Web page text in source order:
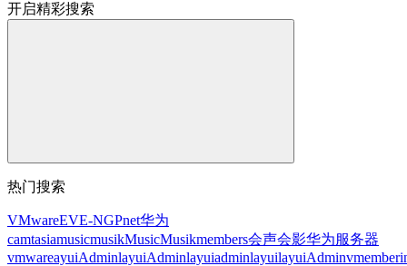
开启精彩搜索
热门搜索
VMwareEVE-NGPnet华为
camtasiamusicmusikMusicMusikmembers会声会影华为服务器
vmwareayuiAdminlayuiAdminlayuiadminlayuilayuiAdminvmember